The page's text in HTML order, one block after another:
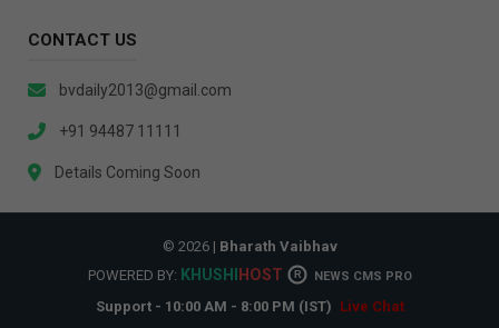
CONTACT US
bvdaily2013@gmail.com
+91 94487 11111
Details Coming Soon
© 2026 | Bharath Vaibhav
POWERED BY: KHUSHI HOST R NEWS CMS PRO
Support - 10:00 AM - 8:00 PM (IST) Live Chat